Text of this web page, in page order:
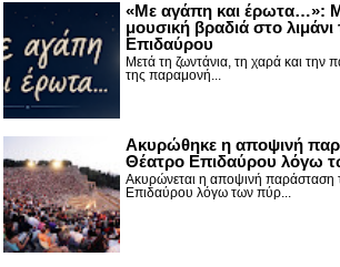
«Με αγάπη και έρωτα…»:
μουσική βραδιά στο λιμάνι
Επιδαύρου
Μετά τη ζωντάνια, τη χαρά και την
της παραμονή...
Ακυρώθηκε η αποψινή
Θέατρο Επιδαύρου λόγω
Ακυρώνεται η αποψινή παράσταση
Επιδαύρου λόγω των πύρ...